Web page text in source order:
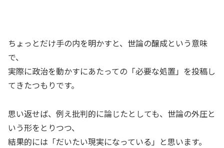
ちょっとだけ手の内を明かすと、世論の醸成という意味
で、
実際に政治を動かすにあたっての「必要な処置」を投稿し
てきたつもりです。
思い返せば、例え批判的に論じたとしても、世論の外圧と
いう形をとりつつ、
結果的には「だいたい現実になっている」と思います。